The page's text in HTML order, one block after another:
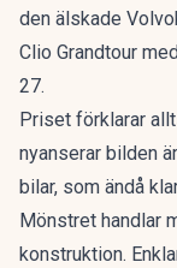
den älskade
Clio Grandtour
27.
Priset förklarar
nyanserar bilden
bilar, som ändå
Mönstret handlar
konstruktion.